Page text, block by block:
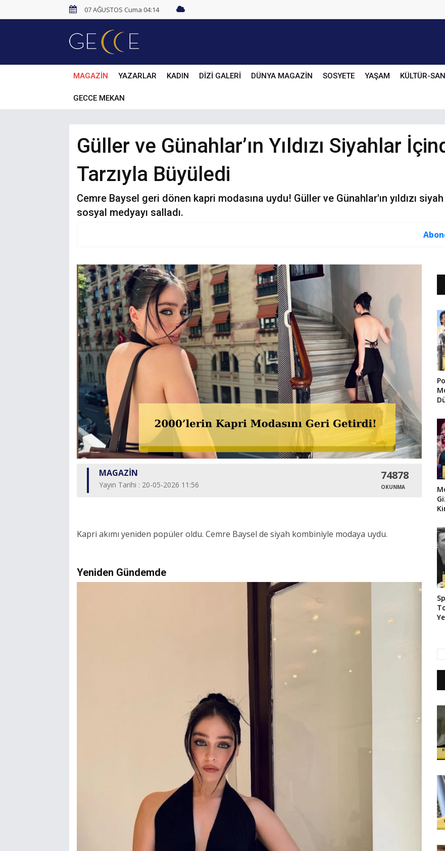
07 AĞUSTOS Cuma 04:14
MAGAZİN YAZARLAR KADIN DİZİ GALERİ DÜNYA MAGAZİN SOSYETE YAŞAM KÜLTÜR-
GECCE MEKAN
Güller ve Günahlar’ın Yıldızı Siyahlar
Tarzıyla Büyüledi
Cemre Baysel geri dönen kapri modasına uydu! Güller ve Günahlar'ın yıldızı
sosyal medyayı salladı.
MAGAZİN
Yayın Tarihi : 20-05-2026 11:56
74878
OKUNMA
Kapri akımı yeniden popüler oldu. Cemre Baysel de siyah kombiniyle modaya uydu.
Yeniden Gündemde